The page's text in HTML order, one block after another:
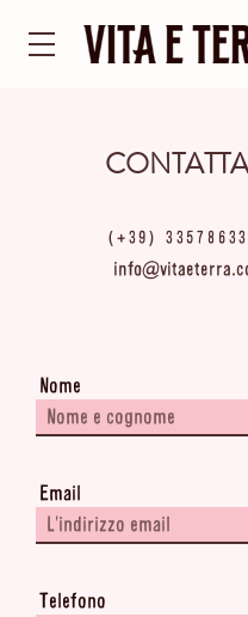
(+39)
Nome
Email
Telefono